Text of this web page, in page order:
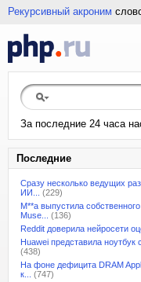
Рекурсивный акроним
За последние 24 часа
Последние
Сразу несколько ведущих
ИИ...
(229)
M**a выпустила
Muse...
(136)
Reddit доверила нейросети
Huawei представила ноутбук
(438)
На фоне дефицита DRAM
к...
(747)